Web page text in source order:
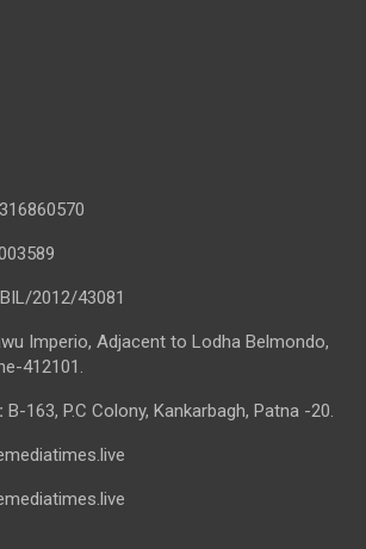
2012/43081
Imperio, Adjacent to Lodha Belmondo,
412101.
B-163, P.C Colony, Kankarbagh, Patna -20.